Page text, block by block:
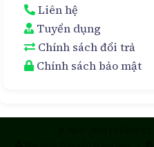
Liên hệ
Tuyển dụng
Chính sách đổi trả
Chính sách bảo mật